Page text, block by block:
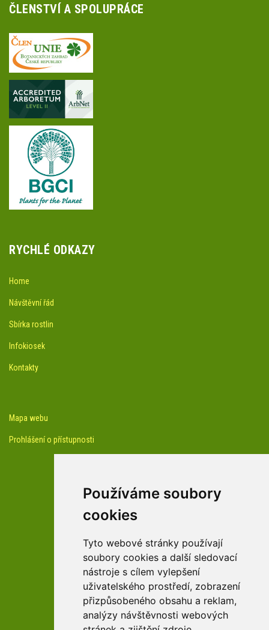
Používáme soubory
cookies
Tyto webové stránky používají
soubory cookies a další sledovací
nástroje s cílem vylepšení
uživatelského prostředí, zobrazení
přizpůsobeného obsahu a reklam,
analýzy návštěvnosti webových
ČLENSTVÍ A SPOLUPRÁCE
RYCHLÉ ODKAZY
Home
Návštěvní řád
Sbírka rostlin
Infokiosek
Kontakty
Mapa webu
Prohlášení o přístupnosti
Youtube kanál arboreta